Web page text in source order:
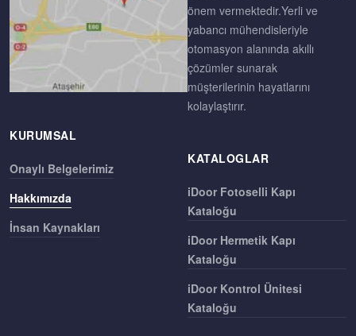
KURUMSAL
Onaylı Belgelerimiz
Hakkımızda
İnsan Kaynakları
önem vermektedir.Yerli ve
yabancı mühendisleriyle
otomasyon alanında akıllı
çözümler sunarak
müşterilerinin hayatlarını
kolaylaştırır.
KATALOGLAR
iDoor Fotoselli Kapı
Kataloğu
iDoor Hermetik Kapı
Kataloğu
iDoor Kontrol Ünitesi
Kataloğu